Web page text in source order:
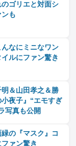
ゴリエと対面シ
も
んなにミニなワン
ルにファン驚き
明＆山田孝之＆勝
夜子』“エモすぎ
写真も公開
緑の『マスク』コ
ァン驚き